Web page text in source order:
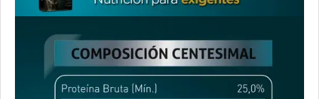
Nature Perro Adulto Medianos y Grandes
Nutribon Plus Perro Adulto Criadores
Nutribon Plus Perro Adulto Grande y Mediano
Nutribon XQ Adulto de Raza Mediana y Grande